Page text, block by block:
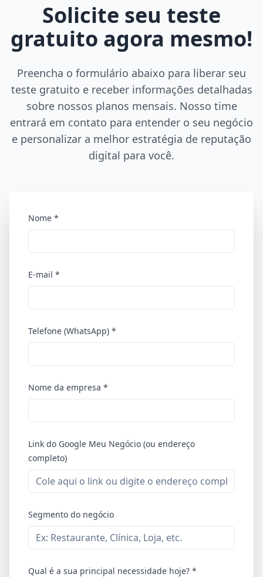
Solicite seu teste
gratuito agora mesmo!
Preencha o formulário abaixo para liberar seu
teste gratuito e receber informações detalhadas
sobre nossos planos mensais. Nosso time
entrará em contato para entender o seu negócio
e personalizar a melhor estratégia de reputação
digital para você.
Nome *
E-mail *
Telefone (WhatsApp) *
Nome da empresa *
Link do Google Meu Negócio (ou endereço
completo)
Segmento do negócio
Qual é a sua principal necessidade hoje? *